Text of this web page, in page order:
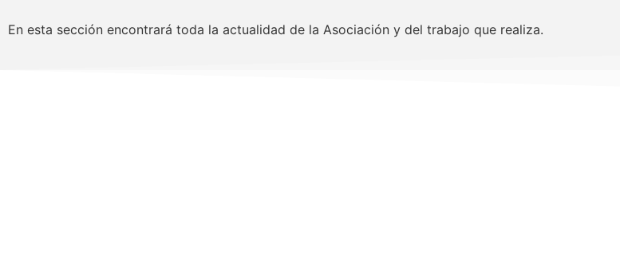
En esta sección encontrará toda la actualidad de la Asociación y del trabajo que realiza.